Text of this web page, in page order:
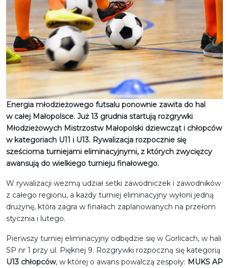
Energia młodzieżowego futsalu ponownie zawita do hal
w całej Małopolsce. Już 13 grudnia startują rozgrywki
Młodzieżowych Mistrzostw Małopolski dziewcząt i chłopców
w kategoriach U11 i U13. Rywalizacja rozpocznie się
sześcioma turniejami eliminacyjnymi, z których zwycięzcy
awansują do wielkiego turnieju finałowego.
W rywalizacji wezmą udział setki zawodniczek i zawodników
z całego regionu, a każdy turniej eliminacyjny wyłoni jedną
drużynę, która zagra w finałach zaplanowanych na przełom
stycznia i lutego.
Pierwszy turniej eliminacyjny odbędzie się w Gorlicach, w hali
SP nr 1 przy ul. Pięknej 9. Rozgrywki rozpoczną się kategorią
U13 chłopców, w której o awans powalczą zespoły: MUKS AP